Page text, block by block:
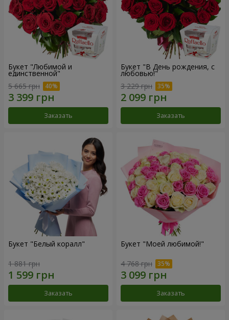
Букет "Любимой и
единственной"
5 665 грн
Заказать
Букет "В День рождения, с
любовью!"
3 229 грн
Заказать
Букет "Белый коралл"
1 881 грн
Заказать
Букет "Моей любимой!"
4 768 грн
Заказать